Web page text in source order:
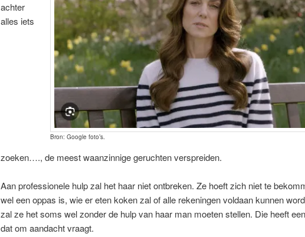
Bron: Google foto’s.
achter
alles iets
zoeken…., de meest waanzinnige geruchten verspreiden.
Aan professionele hulp zal het haar niet ontbreken. Ze hoeft zich niet te
wel een oppas is, wie er eten koken zal of alle rekeningen voldaan kunnen
zal ze het soms wel zonder de hulp van haar man moeten stellen. Die heeft
dat om aandacht vraagt.